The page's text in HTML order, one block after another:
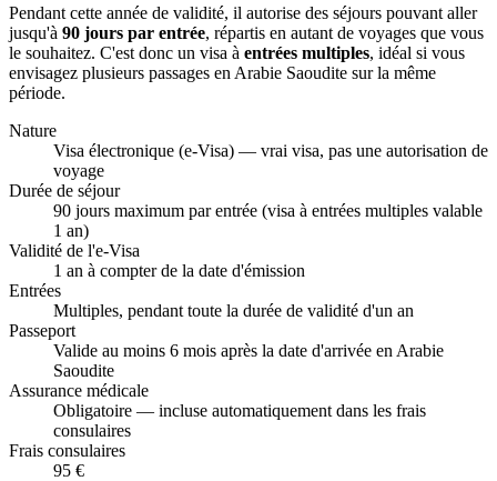
Pendant cette année de validité, il autorise des séjours pouvant aller
jusqu'à 90 jours par entrée, répartis en autant de voyages que vous
le souhaitez. C'est donc un visa à entrées multiples, idéal si vous
envisagez plusieurs passages en Arabie Saoudite sur la même
période.
Nature
Visa électronique (e-Visa) — vrai visa, pas une autorisation de
voyage
Durée de séjour
90 jours maximum par entrée (visa à entrées multiples valable
1 an)
Validité de l'e-Visa
1 an à compter de la date d'émission
Entrées
Multiples, pendant toute la durée de validité d'un an
Passeport
Valide au moins 6 mois après la date d'arrivée en Arabie
Saoudite
Assurance médicale
Obligatoire — incluse automatiquement dans les frais
consulaires
Frais consulaires
95 €